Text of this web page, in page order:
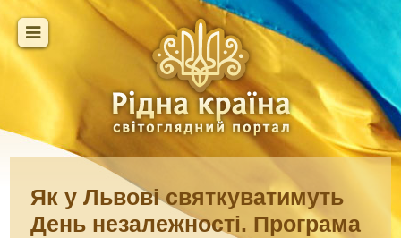
Як у Львові святкуватимуть
День незалежності. Програма